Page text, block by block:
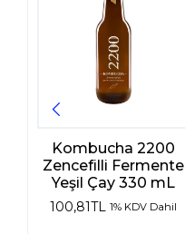
Kombucha 2200
Zencefilli Fermente
Yeşil Çay 330 mL
100,81TL 1% KDV Dahil